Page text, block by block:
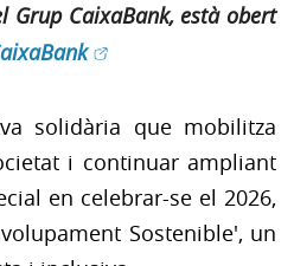
Grup CaixaBank, està obert
(Obre en finestra nova)
solidària que mobilitza
i continuar ampliant
en celebrar-se el 2026,
Sostenible', un